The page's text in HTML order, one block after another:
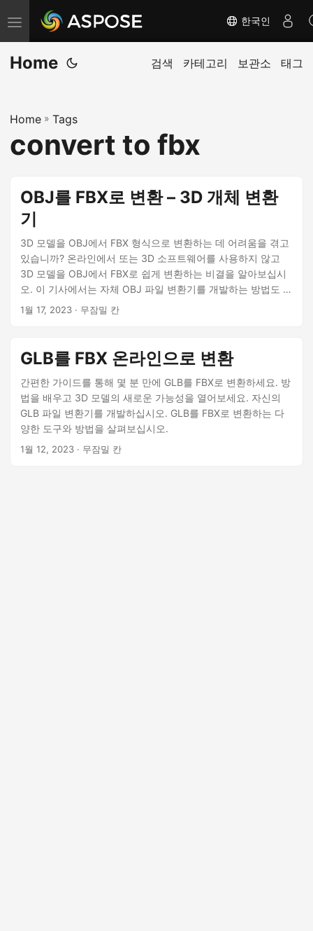
탐
색
전
한국인
Home 검색 카테고리 보관소 태그
Home » Tags
convert to fbx
OBJ를 FBX로 변환 – 3D 개체 변환
기
3D 모델을 OBJ에서 FBX 형식으로 변환하는 데 어려움을 겪고
있습니까? 온라인에서 또는 3D 소프트웨어를 사용하지 않고
3D 모델을 OBJ에서 FBX로 쉽게 변환하는 비결을 알아보십시
오. 이 기사에서는 자체 OBJ 파일 변환기를 개발하는 방법도 설
명합니다.
1월 17, 2023 · 무잠밀 칸
GLB를 FBX 온라인으로 변환
간편한 가이드를 통해 몇 분 만에 GLB를 FBX로 변환하세요. 방
법을 배우고 3D 모델의 새로운 가능성을 열어보세요. 자신의
GLB 파일 변환기를 개발하십시오. GLB를 FBX로 변환하는 다
양한 도구와 방법을 살펴보십시오.
1월 12, 2023 · 무잠밀 칸